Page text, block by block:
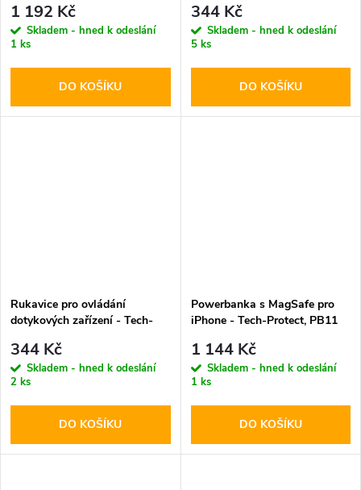
1 192 Kč
Skladem - hned k odeslání
1 ks
DO KOŠÍKU
Touchscreen Gloves L
344 Kč
Skladem - hned k odeslání
5 ks
DO KOŠÍKU
Rukavice pro ovládání
dotykových zařízení - Tech-
Touchscreen Gloves M
344 Kč
Skladem - hned k odeslání
2 ks
DO KOŠÍKU
Powerbanka s MagSafe pro
iPhone - Tech-Protect, PB11
1 144 Kč
Skladem - hned k odeslání
1 ks
DO KOŠÍKU